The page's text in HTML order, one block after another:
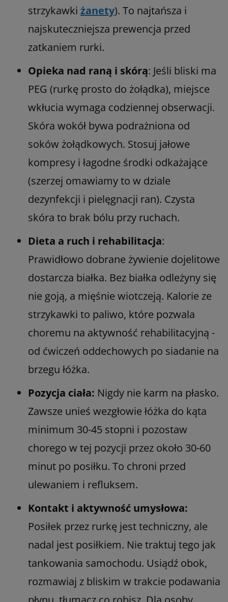
strzykawki żanety). To najtańsza i
najskuteczniejsza prewencja przed
zatkaniem rurki.
Opieka nad raną i skórą: Jeśli bliski ma
PEG (rurkę prosto do żołądka), miejsce
wkłucia wymaga codziennej obserwacji.
Skóra wokół bywa podrażniona od
soków żołądkowych. Stosuj jałowe
kompresy i łagodne środki odkażające
(szerzej omawiamy to w dziale
dezynfekcji i pielęgnacji ran). Czysta
skóra to brak bólu przy ruchach.
Dieta a ruch i rehabilitacja:
Prawidłowo dobrane żywienie dojelitowe
dostarcza białka. Bez białka odleżyny się
nie goją, a mięśnie wiotczeją. Kalorie ze
strzykawki to paliwo, które pozwala
choremu na aktywność rehabilitacyjną -
od ćwiczeń oddechowych po siadanie na
brzegu łóżka.
Pozycja ciała: Nigdy nie karm na płasko.
Zawsze unieś wezgłowie łóżka do kąta
minimum 30-45 stopni i pozostaw
chorego w tej pozycji przez około 30-60
minut po posiłku. To chroni przed
ulewaniem i refluksem.
Kontakt i aktywność umysłowa:
Posiłek przez rurkę jest techniczny, ale
nadal jest posiłkiem. Nie traktuj tego jak
tankowania samochodu. Usiądź obok,
rozmawiaj z bliskim w trakcie podawania